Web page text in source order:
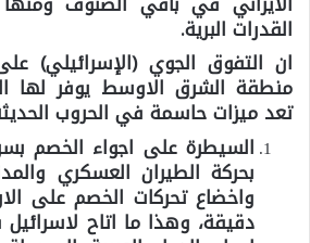
القدرات البرية.
ان التفوق الجوي
منطقة الشرق الاوسط يوفر لها
تعد ميزات حاسمة في الحروب
السيطرة على اجواء الخصم
بحركة الطيران العسكري
واخضاع تحركات الخصم على
دقيقة، وهذا ما اتاح